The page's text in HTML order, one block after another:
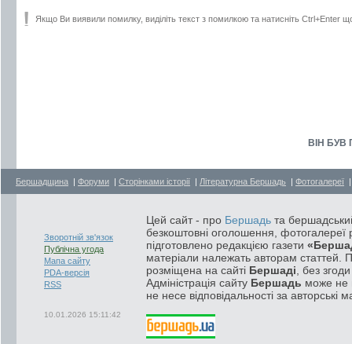
Якщо Ви виявили помилку, виділіть текст з помилкою та натисніть Ctrl+Enter
ВІН
Бершадщина | Форуми | Сторінками історії | Літературна Бершадь | Фотогалереї
Зворотній зв'язок
Публічна угода
Мапа сайту
PDA-версія
RSS
10.01.2026 15:11:42
Цей сайт - про Бершадь та
безкоштовні оголошення, фотогалереї
підготовлено редакцією газети
матеріали належать авторам статтей.
розміщена на сайті Бершаді , без
Адміністрація сайту Бершадь може не
не несе відповідальності за авторські